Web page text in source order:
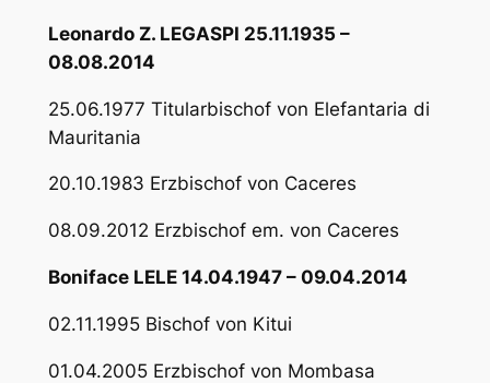
Leonardo Z. LEGASPI 25.11.1935 –
08.08.2014
25.06.1977 Titularbischof von Elefantaria di
Mauritania
20.10.1983 Erzbischof von Caceres
08.09.2012 Erzbischof em. von Caceres
Boniface LELE 14.04.1947 – 09.04.2014
02.11.1995 Bischof von Kitui
01.04.2005 Erzbischof von Mombasa